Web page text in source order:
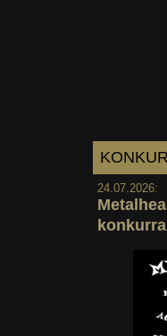
24.07.2026: